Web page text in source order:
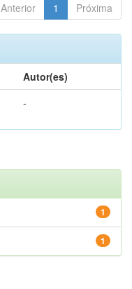
Anterior 1 Próxima
Autor(es)
-
1
1